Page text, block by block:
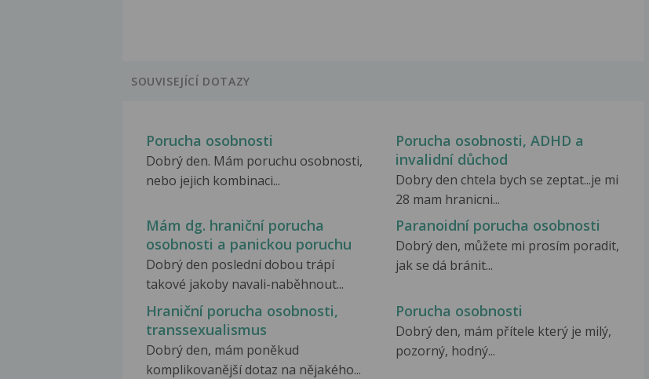
SOUVISEJÍCÍ DOTAZY
Porucha osobnosti
Dobrý den. Mám poruchu osobnosti,
nebo jejich kombinaci...
Porucha osobnosti, ADHD a
invalidní důchod
Dobry den chtela bych se zeptat...je mi
28 mam hranicni...
Mám dg. hraniční porucha
osobnosti a panickou poruchu
Dobrý den poslední dobou trápí
takové jakoby navali-naběhnout...
Paranoidní porucha osobnosti
Dobrý den, můžete mi prosím poradit,
jak se dá bránit...
Hraniční porucha osobnosti,
transsexualismus
Dobrý den, mám poněkud
komplikovanější dotaz na nějakého...
Porucha osobnosti
Dobrý den, mám přítele který je milý,
pozorný, hodný...